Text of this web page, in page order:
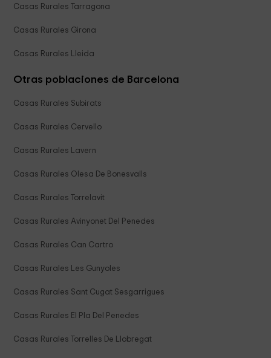
Casas Rurales Tarragona
Casas Rurales Girona
Casas Rurales Lleida
Otras poblaciones de Barcelona
Casas Rurales Subirats
Casas Rurales Cervello
Casas Rurales Lavern
Casas Rurales Olesa De Bonesvalls
Casas Rurales Torrelavit
Casas Rurales Avinyonet Del Penedes
Casas Rurales Can Cartro
Casas Rurales Les Gunyoles
Casas Rurales Sant Cugat Sesgarrigues
Casas Rurales El Pla Del Penedes
Casas Rurales Torrelles De Llobregat